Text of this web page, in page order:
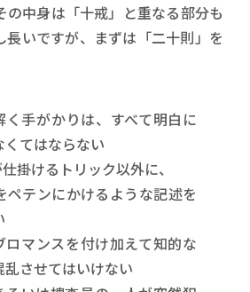
の中身は「十戒」と重なる部分も
長いですが、まずは「二十則」を
く手がかりは、すべて明白に
てはならない
掛けるトリック以外に、
テンにかけるような記述を
ロマンスを付け加えて知的な
させてはいけない